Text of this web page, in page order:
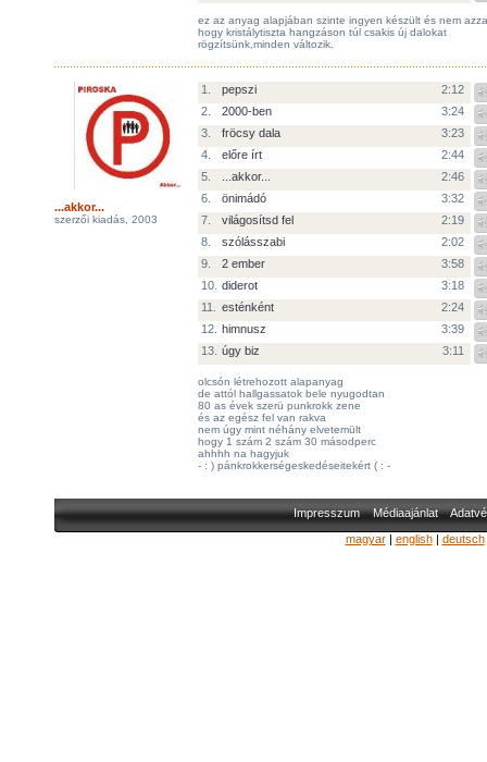
ez az anyag alapjában szinte ingyen készült és nem
hogy kristálytiszta hangzáson túl csakis új dalokat
rögzítsünk,minden változik.
...akkor...
szerzői kiadás, 2003
1. pepszi
2:12
2.
2000-ben
3:24
3.
fröcsy dala
3:23
4.
előre írt
2:44
5.
...akkor...
2:46
6.
önimádó
3:32
7.
világosítsd fel
2:19
8.
szólásszabi
2:02
9.
2 ember
3:58
10. diderot
3:18
11.
esténként
2:24
12. himnusz
3:39
13. úgy biz 3:11
olcsón létrehozott alapanyag
de attól hallgassatok bele nyugodtan
80 as évek szerü punkrokk zene
és az egész fel van rakva
nem úgy mint néhány elvetemült
hogy 1 szám 2 szám 30 másodperc
ahhhh na hagyjuk
- : ) pánkrokkerségeskedéseitekért ( : -
Impresszum Médiaajánlat
magyar| english| deutsch